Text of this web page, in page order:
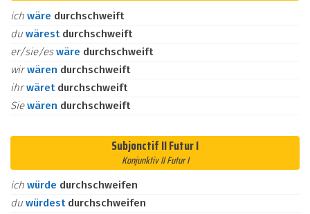
ich wäre durchschweift
du wärest durchschweift
er/sie/eswäre durchschweift
wirwären durchschweift
ihrwäret durchschweift
Siewären durchschweift
Subjonctif II Futur I
Konjunktiv II Futur I
ich würde durchschweifen
du würdest durchschweifen